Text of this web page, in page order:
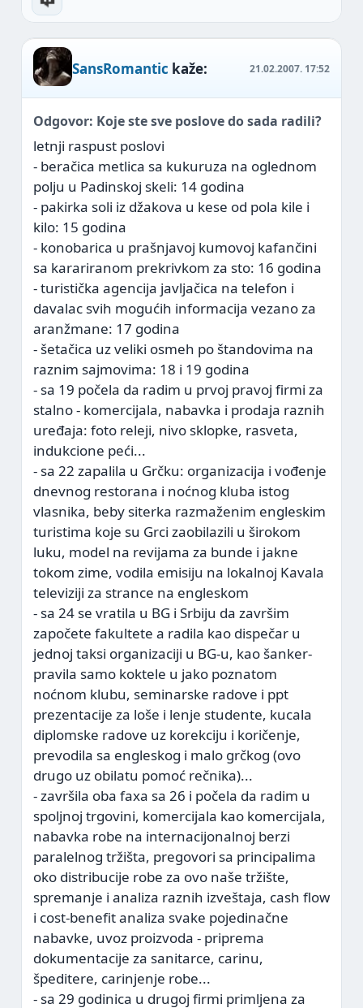
SansRomantic kaže: 21.02.2007. 17:52
Odgovor: Koje ste sve poslove do sada radili?
letnji raspust poslovi
- beračica metlica sa kukuruza na oglednom
polju u Padinskoj skeli: 14 godina
- pakirka soli iz džakova u kese od pola kile i
kilo: 15 godina
- konobarica u prašnjavoj kumovoj kafančini
sa karariranom prekrivkom za sto: 16 godina
- turistička agencija javljačica na telefon i
davalac svih mogućih informacija vezano za
aranžmane: 17 godina
- šetačica uz veliki osmeh po štandovima na
raznim sajmovima: 18 i 19 godina
- sa 19 počela da radim u prvoj pravoj firmi za
stalno - komercijala, nabavka i prodaja raznih
uređaja: foto releji, nivo sklopke, rasveta,
indukcione peći...
- sa 22 zapalila u Grčku: organizacija i vođenje
dnevnog restorana i noćnog kluba istog
vlasnika, beby siterka razmaženim engleskim
turistima koje su Grci zaobilazili u širokom
luku, model na revijama za bunde i jakne
tokom zime, vodila emisiju na lokalnoj Kavala
televiziji za strance na engleskom
- sa 24 se vratila u BG i Srbiju da završim
započete fakultete a radila kao dispečar u
jednoj taksi organizaciji u BG-u, kao šanker-
pravila samo koktele u jako poznatom
noćnom klubu, seminarske radove i ppt
prezentacije za loše i lenje studente, kucala
diplomske radove uz korekciju i koričenje,
prevodila sa engleskog i malo grčkog (ovo
drugo uz obilatu pomoć rečnika)...
- završila oba faxa sa 26 i počela da radim u
spoljnoj trgovini, komercijala kao komercijala,
nabavka robe na internacijonalnoj berzi
paralelnog tržišta, pregovori sa principalima
oko distribucije robe za ovo naše tržište,
spremanje i analiza raznih izveštaja, cash flow
i cost-benefit analiza svake pojedinačne
nabavke, uvoz proizvoda - priprema
dokumentacije za sanitarce, carinu,
špeditere, carinjenje robe...
- sa 29 godinica u drugoj firmi primljena za